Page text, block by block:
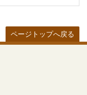
ページトップへ戻る